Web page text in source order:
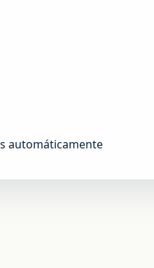
automáticamente